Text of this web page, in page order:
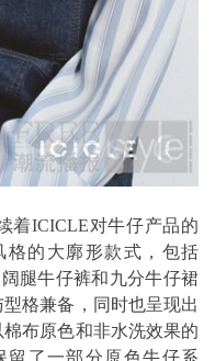
着ICICLE对牛仔产品的
格的大廓形款式，包括
腿牛仔裤和九分牛仔裙
格兼备，同时也呈现出
布原色和非水洗效果的
留了一部分原色牛仔系